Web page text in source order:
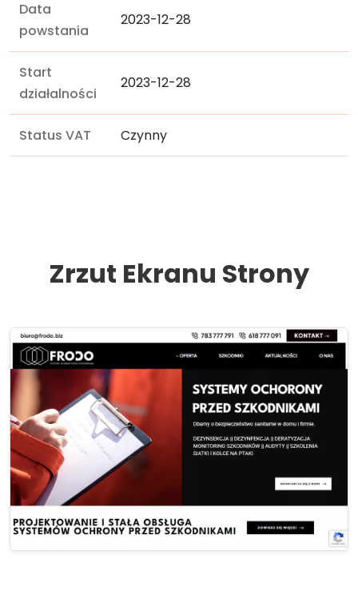
Data
powstania
2023-12-28
Start
działalności
2023-12-28
Status VAT Czynny
Zrzut Ekranu Strony